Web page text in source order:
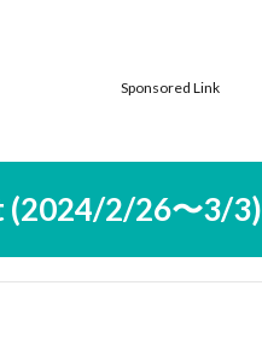
Sponsored Link
(2024/2/26〜3/3)